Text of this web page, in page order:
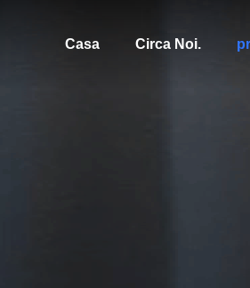
Casa Circa Noi.